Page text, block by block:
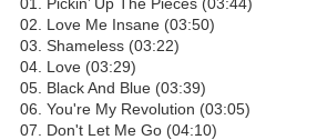
02. Love Me Insane (03:50)
03. Shameless (03:22)
04. Love (03:29)
05. Black And Blue (03:39)
06. You're My Revolution (03:05)
07. Don't Let Me Go (04:10)